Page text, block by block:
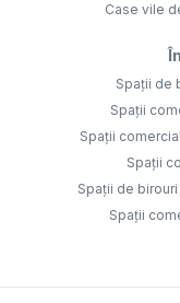
Case vile
Spații de
Spații
Spații
Spații
Spații de
Spații